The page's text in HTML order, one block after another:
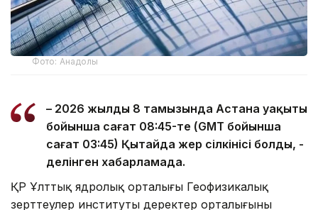
Фото: Анадолы
– 2026 жылдың 8 тамызында Астана уақыты
бойынша сағат 08:45-те (GMT бойынша
сағат 03:45) Қытайда жер сілкінісі болды, -
делінген хабарламада.
ҚР Ұлттық ядролық орталығы Геофизикалық
зерттеулер институты деректер орталығының